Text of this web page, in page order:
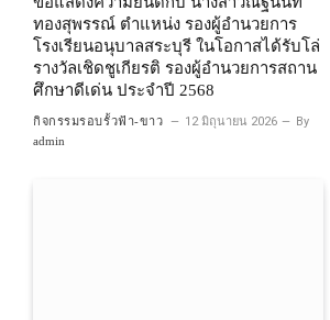
ทองสุพรรณ์ ตำแหน่ง รองผู้อำนวยการ
โรงเรียนอนุบาลสระบุรี ในโอกาสได้รับโล่
รางวัลเชิดชูเกียรติ รองผู้อำนวยการสถาน
ศึกษาดีเด่น ประจำปี 2568
กิจกรรมรอบรั้วฟ้า-ขาว 12 มิถุนายน 2026 By
admin